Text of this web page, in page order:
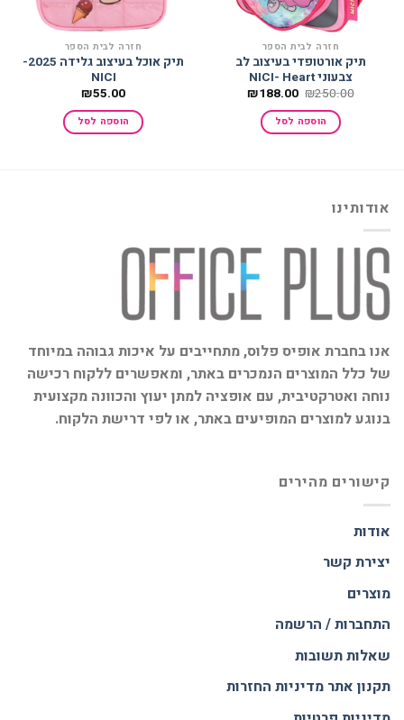
חזרה לבית הספר
תיק אורטופדי בעיצוב לב
צבעוני NICI- Heart
₪250.00 המחיר
היה:
₪250.00.
₪188.00 המחיר
הוספה לסל
חזרה לבית הספר
תיק אוכל בעיצוב גלידה 2025-
NICI
₪55.00
הוספה לסל
אודותינו
אנו בחברת אופיס פלוס, מתחייבים על איכות גבוהה במיוחד
של כלל המוצרים הנמכרים באתר, ומאפשרים ללקוח רכישה
נוחה ואטרקטיבית, עם אופציה למתן יעוץ והכוונה מקצועית
בנוגע למוצרים המופיעים באתר, או לפי דרישת הלקוח.
קישורים מהירים
אודות
יצירת קשר
מוצרים
התחברות / הרשמה
שאלות תשובות
תקנון אתרמדיניות החזרות